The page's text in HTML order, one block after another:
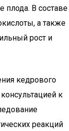
плода. В составе
а также
рост и
кедрового
к
реакций